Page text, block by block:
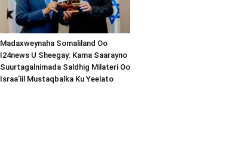
Madaxweynaha Somaliland Oo
I24news U Sheegay: Kama Saarayno
Suurtagalnimada Saldhig Milateri Oo
Israa’iil Mustaqbalka Ku Yeelato